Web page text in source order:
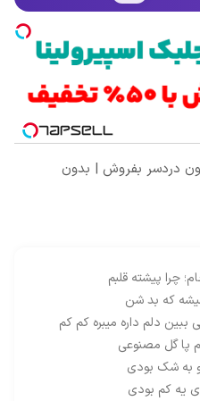
دردسر بفروش | بدون
چرا پیشته قلبم
که بد شن
دلم داره میبره کم کم
پا گل مصنوعی
به شک بودی
یه کم بودی